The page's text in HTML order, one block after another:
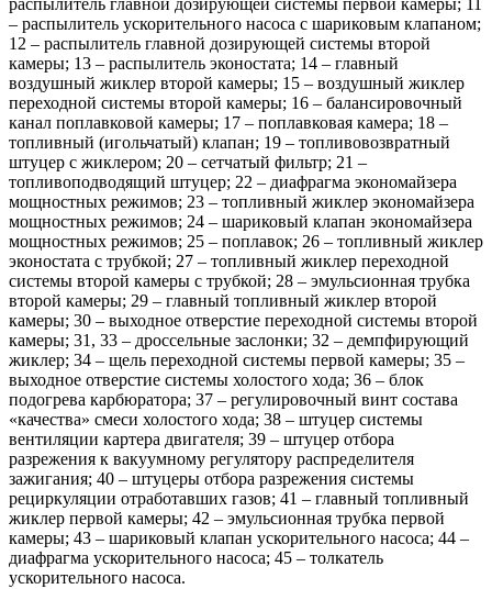
распылитель главной дозирующей системы первой камеры; 11
– распылитель ускорительного насоса с шариковым клапаном;
12 – распылитель главной дозирующей системы второй
камеры; 13 – распылитель эконостата; 14 – главный
воздушный жиклер второй камеры; 15 – воздушный жиклер
переходной системы второй камеры; 16 – балансировочный
канал поплавковой камеры; 17 – поплавковая камера; 18 –
топливный (игольчатый) клапан; 19 – топливовозвратный
штуцер с жиклером; 20 – сетчатый фильтр; 21 –
топливоподводящий штуцер; 22 – диафрагма экономайзера
мощностных режимов; 23 – топливный жиклер экономайзера
мощностных режимов; 24 – шариковый клапан экономайзера
мощностных режимов; 25 – поплавок; 26 – топливный жиклер
эконостата с трубкой; 27 – топливный жиклер переходной
системы второй камеры с трубкой; 28 – эмульсионная трубка
второй камеры; 29 – главный топливный жиклер второй
камеры; 30 – выходное отверстие переходной системы второй
камеры; 31, 33 – дроссельные заслонки; 32 – демпфирующий
жиклер; 34 – щель переходной системы первой камеры; 35 –
выходное отверстие системы холостого хода; 36 – блок
подогрева карбюратора; 37 – регулировочный винт состава
«качества» смеси холостого хода; 38 – штуцер системы
вентиляции картера двигателя; 39 – штуцер отбора
разрежения к вакуумному регулятору распределителя
зажигания; 40 – штуцеры отбора разрежения системы
рециркуляции отработавших газов; 41 – главный топливный
жиклер первой камеры; 42 – эмульсионная трубка первой
камеры; 43 – шариковый клапан ускорительного насоса; 44 –
диафрагма ускорительного насоса; 45 – толкатель
ускорительного насоса.